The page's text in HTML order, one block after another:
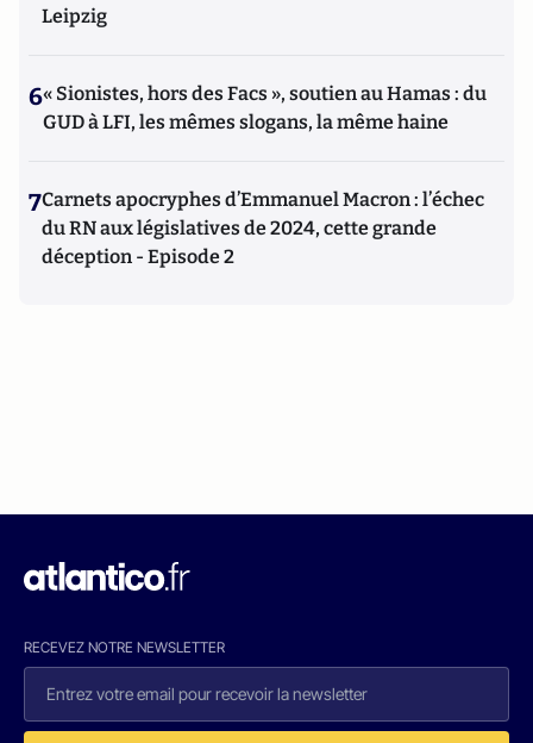
Leipzig
6« Sionistes, hors des Facs », soutien au Hamas : du
GUD à LFI, les mêmes slogans, la même haine
7Carnets apocryphes d’Emmanuel Macron : l’échec
du RN aux législatives de 2024, cette grande
déception - Episode 2
RECEVEZ NOTRE NEWSLETTER